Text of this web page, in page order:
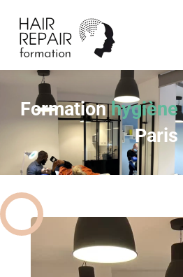
Formation
Paris